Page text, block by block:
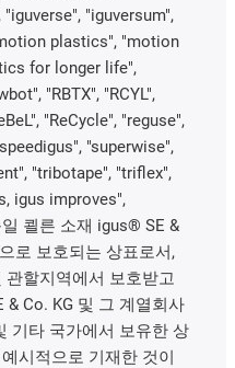
"iguversum",
plastics", "motion
for longer life",
"RBTX", "RCYL",
"ReCycle", "reguse",
"superwise",
"tribotape", "triflex",
igus improves",
쾰른 소재 igus® SE &
로 보호되는 상표로서,
할지역에서 보호받고
Co. KG 및 그 계열회사
기타 국가에서 보유한 상
시적으로 기재한 것이